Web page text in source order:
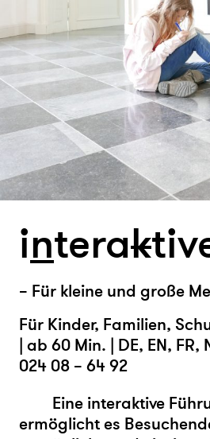
interak
– Für kleine und große
Für Kinder, Familien,
| ab 60 Min. | DE, EN, FR,
024 08 – 64 92
Eine interaktive
ermöglicht es